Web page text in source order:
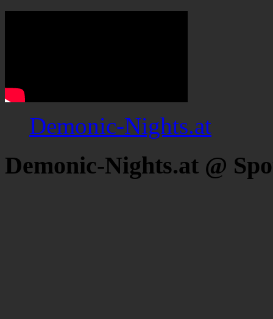
Demonic-Nights.at
Demonic-Nights.at @